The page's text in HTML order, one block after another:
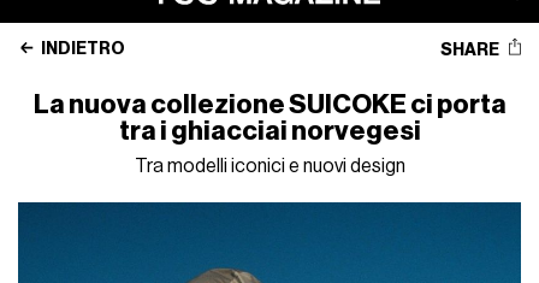
INDIETRO SHARE
La nuova collezione SUICOKE ci porta
tra i ghiacciai norvegesi
Tra modelli iconici e nuovi design